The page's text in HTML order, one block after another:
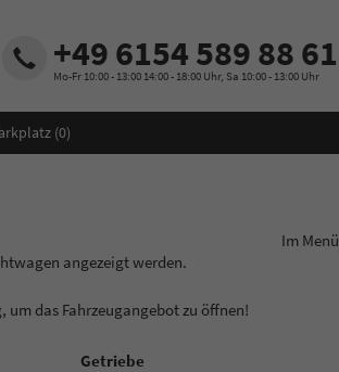
+49 6154 589 88 61
Mo-Fr 10:00 - 13:00 14:00 - 18:00 Uhr, Sa 10:00 - 13:00 Uhr
(0)
aus! Im Menü
angezeigt werden.
das Fahrzeugangebot zu öffnen!
Getriebe